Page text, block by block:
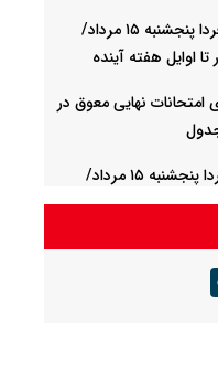
پیش بینی هوای قزوین فردا پنجشنبه ۱۵ مرداد/
اوایل هفته آینده
امتحانات نهایی معوق در
پیش بینی هوای فارس فردا پنجشنبه ۱۵ مرداد/
شدن مسیل‌ها